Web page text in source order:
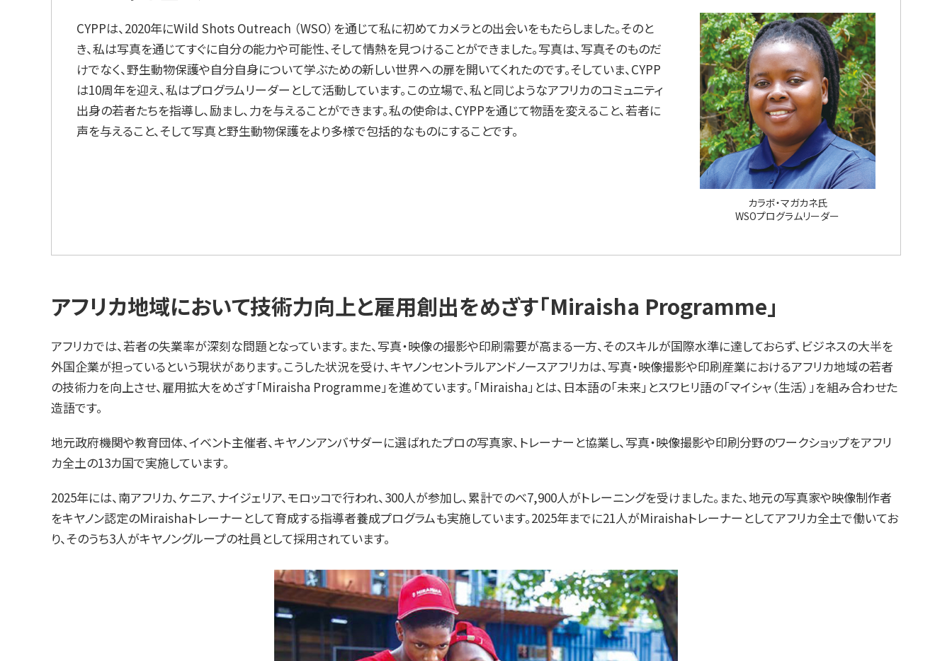
CYPPは、2020年にWild Shots Outreach （WSO）を通じて私に初めてカメラとの出会いをもたらしました。そのと
き、私は写真を通じてすぐに自分の能力や可能性、そして情熱を見つけることができました。写真は、写真そのものだ
けでなく、野生動物保護や自分自身について学ぶための新しい世界への扉を開いてくれたのです。そしていま、CYPP
は10周年を迎え、私はプログラムリーダーとして活動しています。この立場で、私と同じようなアフリカのコミュニティ
出身の若者たちを指導し、励まし、力を与えることができます。私の使命は、CYPPを通じて物語を変えること、若者に
声を与えること、そして写真と野生動物保護をより多様で包括的なものにすることです。
カラボ・マガカネ氏
WSOプログラムリーダー
アフリカ地域において技術力向上と雇用創出をめざす「Miraisha Programme」
アフリカでは、若者の失業率が深刻な問題となっています。また、写真・映像の撮影や印刷需要が高まる一方、そのスキルが国際水準に達しておらず、ビジネスの大半を
外国企業が担っているという現状があります。こうした状況を受け、キヤノンセントラルアンドノースアフリカは、写真・映像撮影や印刷産業におけるアフリカ地域の若者
の技術力を向上させ、雇用拡大をめざす「Miraisha Programme」を進めています。「Miraisha」とは、日本語の「未来」とスワヒリ語の「マイシャ（生活）」を組み合わせた
造語です。
地元政府機関や教育団体、イベント主催者、キヤノンアンバサダーに選ばれたプロの写真家、トレーナーと協業し、写真・映像撮影や印刷分野のワークショップをアフリ
カ全土の13カ国で実施しています。
2025年には、南アフリカ、ケニア、ナイジェリア、モロッコで行われ、300人が参加し、累計でのべ7,900人がトレーニングを受けました。また、地元の写真家や映像制作者
をキヤノン認定のMiraishaトレーナーとして育成する指導者養成プログラムも実施しています。2025年までに21人がMiraishaトレーナーとしてアフリカ全土で働いてお
り、そのうち3人がキヤノングループの社員として採用されています。